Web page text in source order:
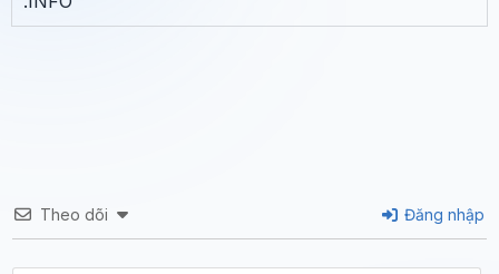
Theo dõi Đăng nhập